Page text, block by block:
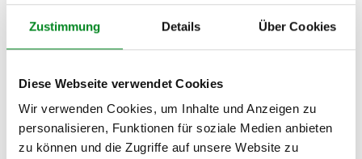
Zustimmung Details Über Cookies
Diese Webseite verwendet Cookies
Wir verwenden Cookies, um Inhalte und Anzeigen zu
personalisieren, Funktionen für soziale Medien anbieten
zu können und die Zugriffe auf unsere Website zu
Person
Hersteller
TMC Turbolader Manufaktur Coesfeld
Am Wasserturm 55, Coesfeld, NRW, 48653, DE
E-Mail: